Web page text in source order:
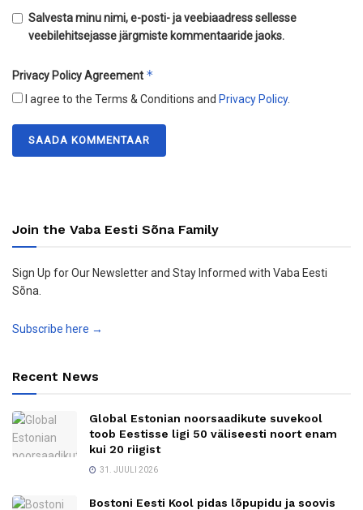
Salvesta minu nimi, e-posti- ja veebiaadress sellesse
veebilehitsejasse järgmiste kommentaaride jaoks.
Privacy Policy Agreement *
I agree to the Terms & Conditions and Privacy Policy.
Join the Vaba Eesti Sõna Family
Sign Up for Our Newsletter and Stay Informed with Vaba Eesti
Sõna.
Subscribe here →
Recent News
Global Estonian noorsaadikute suvekool
toob Eestisse ligi 50 väliseesti noort enam
kui 20 riigist
31. JUULI 2026
Bostoni Eesti Kool pidas lõpupidu ja soovis